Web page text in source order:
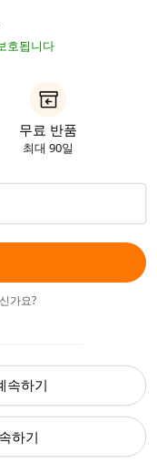
호됩니다
무료 반품
최대 90일
가요?
속하기
하기